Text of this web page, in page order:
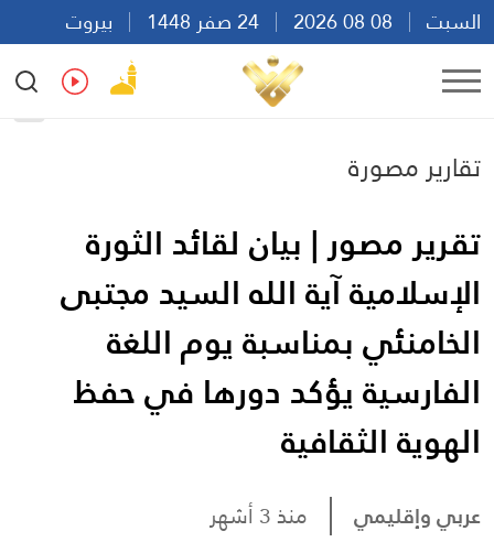
السبت
بيروت
18:26
Ar
تقارير مصورة
تقرير مصور | بيان لقائد الثورة
الإسلامية آية الله السيد مجتبى
الخامنئي بمناسبة يوم اللغة
الفارسية يؤكد دورها في حفظ
الهوية الثقافية
عربي وإقليمي منذ 3 أشهر